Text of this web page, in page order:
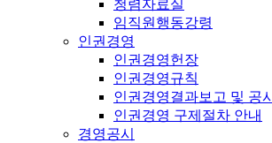
청렴자료실
임직원행동강령
인권경영
인권경영헌장
인권경영규칙
인권경영결과보고 및 공시
인권경영 구제절차 안내
경영공시